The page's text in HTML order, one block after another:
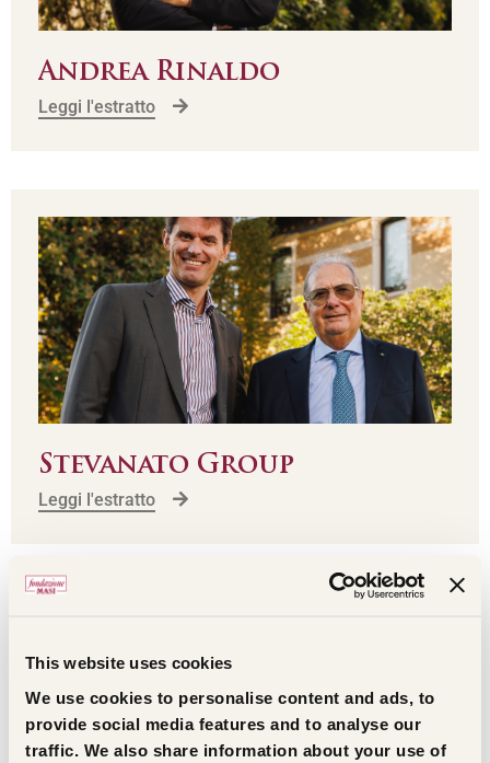
This website uses cookies
We use cookies to personalise content and ads, to
provide social media features and to analyse our
traffic. We also share information about your use of
Andrea Rinaldo
Leggi l'estratto
Stevanato Group
Leggi l'estratto